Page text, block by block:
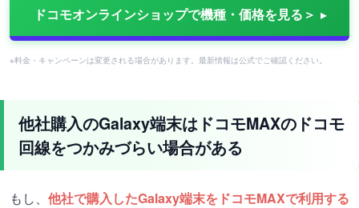
ドコモオンラインショップで機種・価格を見る＞
※料金・キャンペーンは変更される場合があります。最新情報は公式でご確認ください。
他社購入のGalaxy端末はドコモMAXのドコモ
回線をつかみづらい場合がある
もし、 他社で購入したGalaxy端末をドコモMAXで利用する